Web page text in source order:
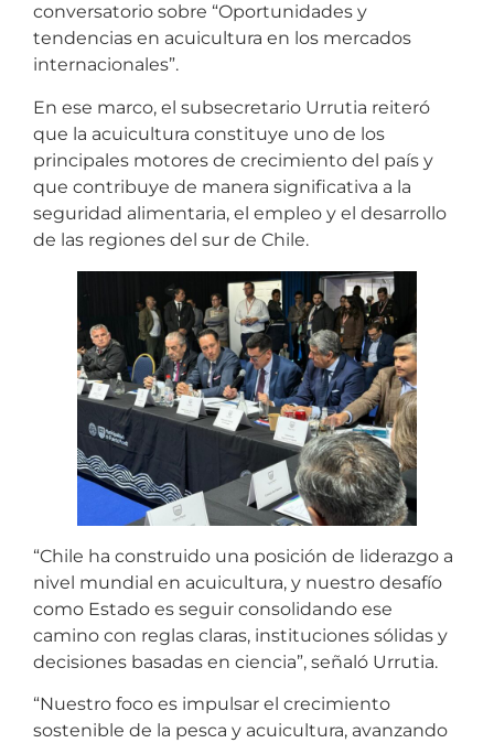
conversatorio sobre “Oportunidades y
tendencias en acuicultura en los mercados
internacionales”.
En ese marco, el subsecretario Urrutia reiteró
que la acuicultura constituye uno de los
principales motores de crecimiento del país y
que contribuye de manera significativa a la
seguridad alimentaria, el empleo y el desarrollo
de las regiones del sur de Chile.
“Chile ha construido una posición de liderazgo a
nivel mundial en acuicultura, y nuestro desafío
como Estado es seguir consolidando ese
camino con reglas claras, instituciones sólidas y
decisiones basadas en ciencia”, señaló Urrutia.
“Nuestro foco es impulsar el crecimiento
sostenible de la pesca y acuicultura, avanzando